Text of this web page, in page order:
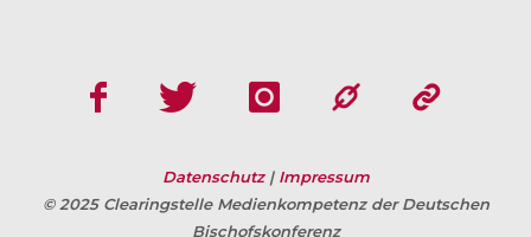
Datenschutz | Impressum
© 2025 Clearingstelle Medienkompetenz der Deutschen
Bischofskonferenz